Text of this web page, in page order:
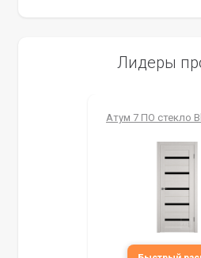
Лидеры
Атум 7 ПО стекло